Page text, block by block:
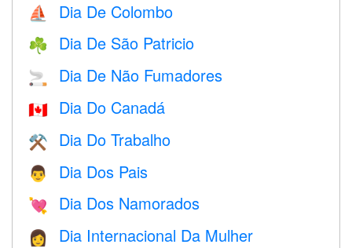
⛵️ Dia De Colombo
☘️ Dia De São Patricio
🚬 Dia De Não Fumadores
🇨🇦 Dia Do Canadá
⚒️ Dia Do Trabalho
👨 Dia Dos Pais
💘 Dia Dos Namorados
👩 Dia Internacional Da Mulher